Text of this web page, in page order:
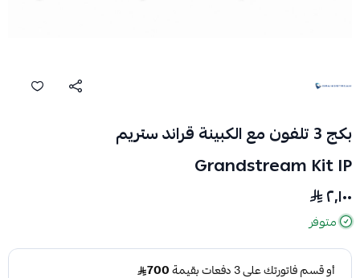
بكج 3 تلفون مع الكبينة قراند ستريم
Grandstream Kit IP
٢٬١٠٠
متوفر